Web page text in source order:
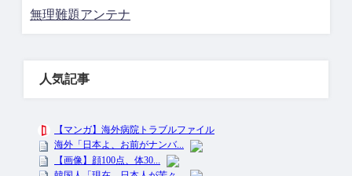
無理難題アンテナ
人気記事